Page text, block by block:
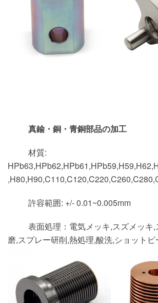
真鍮・銅・青銅部品の加工
材質:
許容範囲: +/- 0.01~0.005mm
表面処理：電気メッキ,スズメッキ
磨,スプレー研削,熱処理,酸洗,ショットピ